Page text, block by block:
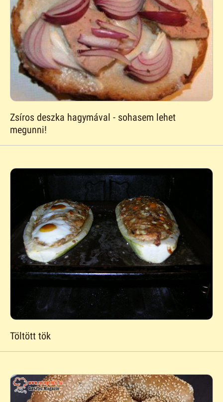
Zsíros deszka hagymával - sohasem lehet
megunni!
Töltött tök